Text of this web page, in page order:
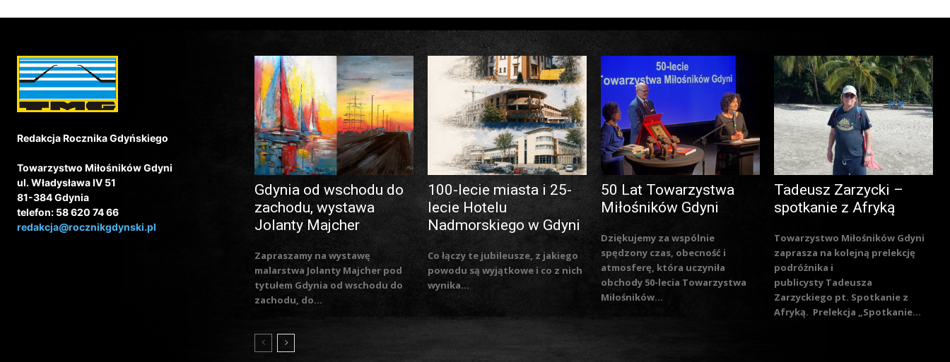
Redakcja Rocznika Gdyńskiego
Towarzystwo Miłośników Gdyni
ul. Władysława IV 51
81-384 Gdynia
telefon: 58 620 74 66
redakcja@rocznikgdynski.pl
Gdynia od wschodu do
zachodu, wystawa
Jolanty Majcher
Zapraszamy na wystawę
malarstwa Jolanty Majcher pod
tytułem Gdynia od wschodu do
zachodu, do...
100-lecie miasta i 25-
lecie Hotelu
Nadmorskiego w Gdyni
Co łączy te jubileusze, z jakiego
powodu są wyjątkowe i co z nich
wynika...
50 Lat Towarzystwa
Miłośników Gdyni
Dziękujemy za wspólnie
spędzony czas, obecność i
atmosferę, która uczyniła
obchody 50-lecia Towarzystwa
Miłośników...
Tadeusz Zarzycki –
spotkanie z Afryką
Towarzystwo Miłośników Gdyni
zaprasza na kolejną prelekcję
podróżnika i
publicysty Tadeusza
Zarzyckiego pt. Spotkanie z
Afryką. Prelekcja „Spotkanie...